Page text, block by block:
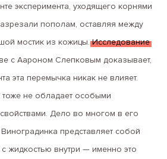
эксперимента, уходящего корнями
пополам, оставляя между
мостик из кожицы.Исследование
с Аароном Слепковым доказывает,
эта перемычка никак не влияет.
тоже не обладает особыми
Дело во многом в его
представляет собой
жидкостью внутри — именно это